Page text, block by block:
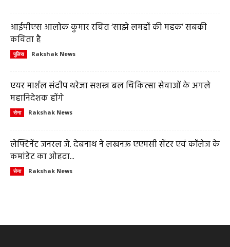
आईपीएस आलोक कुमार रचित ‘साझे लमहों की महक’ सबकी
कविता है
पुलिस Rakshak News
एयर मार्शल संदीप थरेजा सशस्त्र बल चिकित्सा सेवाओं के अगले
महानिदेशक होंगे
सेना Rakshak News
लेफ्टिनेंट जनरल जे. देबनाथ ने लखनऊ एएमसी सेंटर एवं कॉलेज के
कमांडेंट का ओहदा...
सेना Rakshak News